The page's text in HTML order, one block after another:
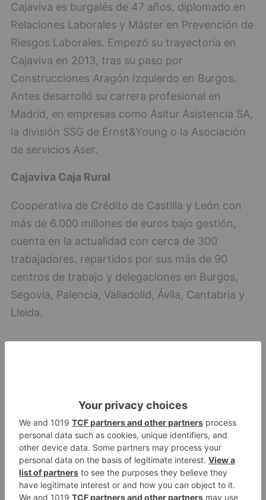
Cajaviva es burgalés de 47 años, diplomado en
Relaciones Laborales y Máster en Prevención de
Riesgos Laborales. Empezó su trayectoria en
Cajaviva en 2013, tras su paso por
Construcciones Aragón Izquierdo en Burgos.
Antes desarrolló su carrera profesional en
Madrid, en empresas como Asitur Asistencia SA,
la división SSG de Ernst&Young o la Asociación
de servicios Aser.
Cajaviva Caja Rural
Cooperativa de Crédito de Castilla y León con
más de 6.000 millones de euros bajo gestión,
cuenta en la actualidad con cerca de 300
trabajadores, repartidos por sus más de 90
centros de trabajo y delegaciones en Burgos,
Segovia, Palencia, Valladolid, Ávila, Cantabria y
Lleida.
LO + VISTO
1
Detienen a un joven de 27 años
por el robo de cableado y por
atentado contra los agentes